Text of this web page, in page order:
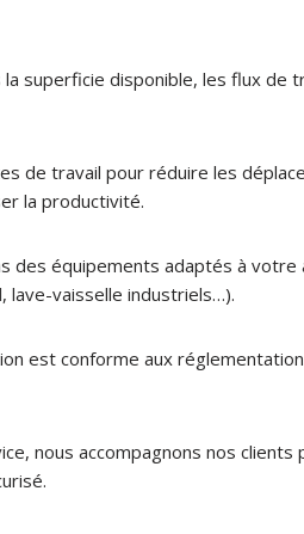
la superficie disponible, les flux de
de travail pour réduire les
la productivité.
des équipements adaptés à votre
vaisselle industriels…).
est conforme aux
nous accompagnons nos